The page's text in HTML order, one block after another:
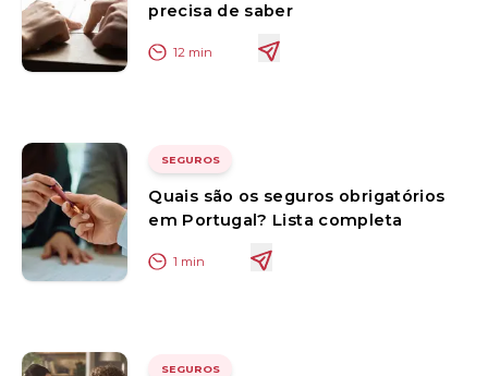
precisa de saber
12 min
SEGUROS
Quais são os seguros obrigatórios
em Portugal? Lista completa
1 min
SEGUROS